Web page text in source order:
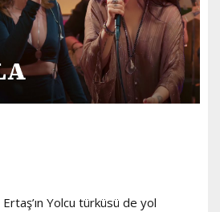
Yolcu türküsü de yol